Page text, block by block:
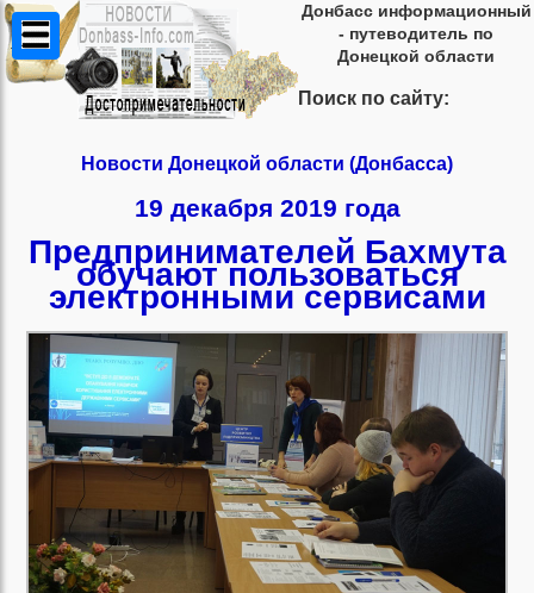
Донбасс информационный
- путеводитель по
Донецкой области
Поиск по сайту:
Новости Донецкой области (Донбасса)
19 декабря 2019 года
Предпринимателей Бахмута
обучают пользоваться
электронными сервисами